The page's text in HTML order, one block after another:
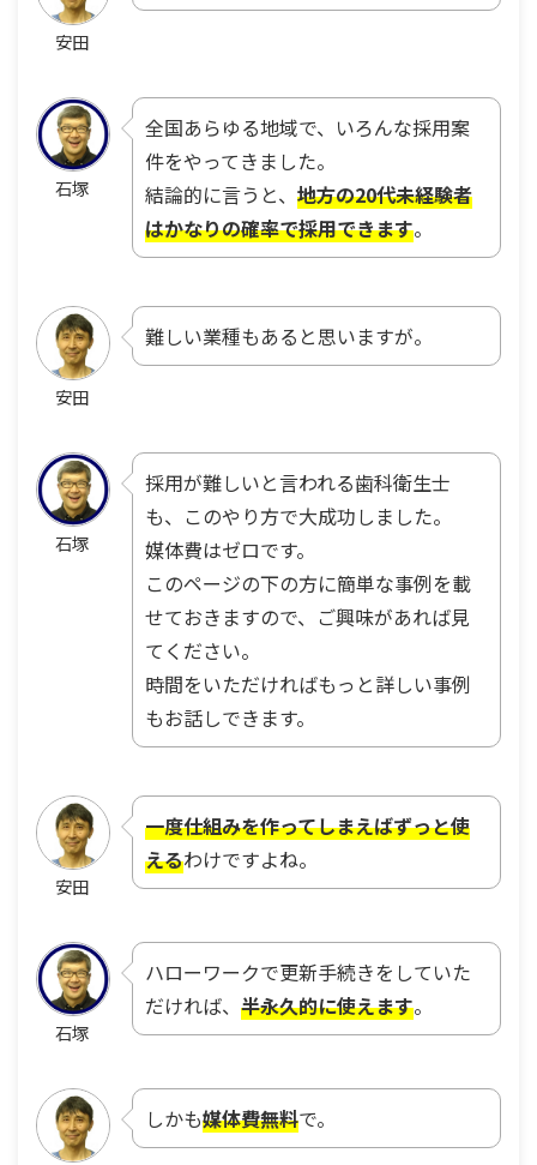
安田
石塚
全国あらゆる地域で、いろんな採用案
件をやってきました。
結論的に言うと、 地方の20代未経験者
はかなりの確率で採用できます。
安田
難しい業種もあると思いますが。
石塚
採用が難しいと言われる歯科衛生士
も、このやり方で大成功しました。
媒体費はゼロです。
このページの下の方に簡単な事例を載
せておきますので、ご興味があれば見
てください。
時間をいただければもっと詳しい事例
もお話しできます。
安田
一度仕組みを作ってしまえばずっと使
えるわけですよね。
石塚
ハローワークで更新手続きをしていた
だければ、 半永久的に使えます。
しかも媒体費無料で。